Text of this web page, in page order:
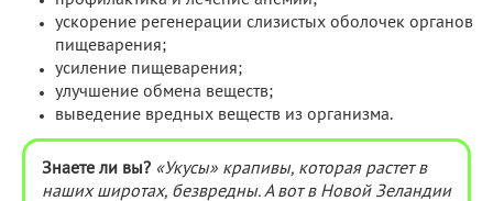
ускорение регенерации слизистых оболочек органов
пищеварения;
усиление пищеварения;
улучшение обмена веществ;
выведение вредных веществ из организма.
Знаете ли вы? «Укусы» крапивы, которая растет в
наших широтах, безвредны. А вот в Новой Зеландии